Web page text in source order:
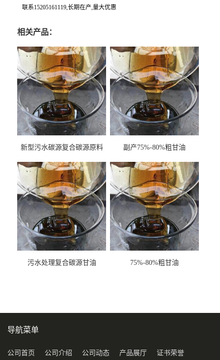
联系15205161119,长期在产,量大优惠
相关产品：
新型污水碳源复合碳源原料
副产75%-80%粗甘油
污水处理复合碳源甘油
75%-80%粗甘油
导航菜单
公司首页 公司介绍 公司动态 产品展厅 证书荣誉